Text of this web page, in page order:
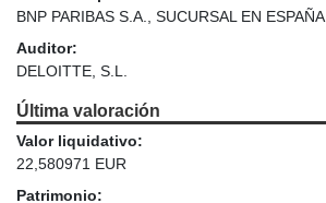
BNP PARIBAS S.A., SUCURSAL EN ESPAÑA
Auditor:
DELOITTE, S.L.
Última valoración
Valor liquidativo:
22,580971 EUR
Patrimonio: